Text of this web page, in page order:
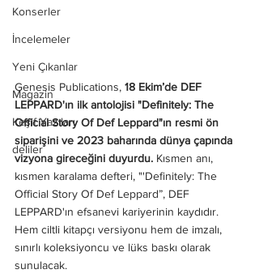
Konserler
İncelemeler
Yeni Çıkanlar
Magazin
Keşif Yazıları
deliler
Genesis Publications, 18 Ekim’de DEF
LEPPARD'ın ilk antolojisi "Definitely: The
Official Story Of Def Leppard"ın resmi ön
siparişini ve 2023 baharında dünya çapında
vizyona gireceğini duyurdu. Kısmen anı,
kısmen karalama defteri, "'Definitely: The
Official Story Of Def Leppard”, DEF
LEPPARD'ın efsanevi kariyerinin kaydıdır.
Hem ciltli kitapçı versiyonu hem de imzalı,
sınırlı koleksiyoncu ve lüks baskı olarak
sunulacak.